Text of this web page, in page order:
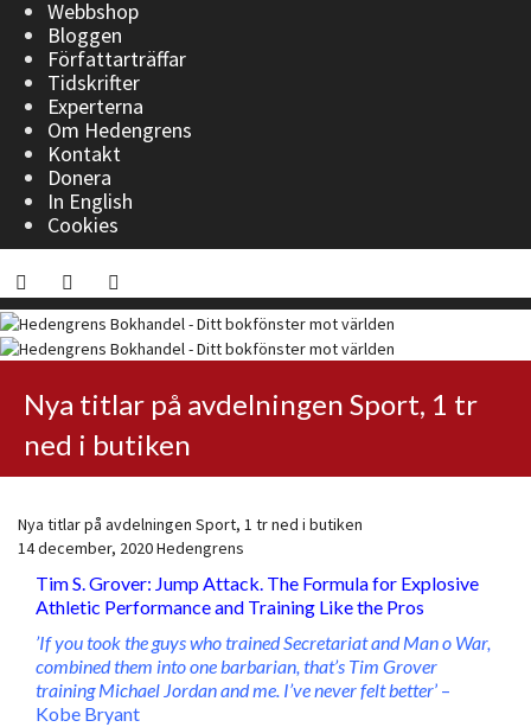
Webbshop
Bloggen
Författarträffar
Tidskrifter
Experterna
Om Hedengrens
Kontakt
Donera
In English
Cookies
Nya titlar på avdelningen Sport, 1 tr
ned i butiken
Nya titlar på avdelningen Sport, 1 tr ned i butiken
14 december, 2020Hedengrens
Tim S. Grover: Jump Attack. The Formula for Explosive
Athletic Performance and Training Like the Pros
’If you took the guys who trained Secretariat and Man o War,
combined them into one barbarian, that’s Tim Grover
training Michael Jordan and me. I’ve never felt better’ –
Kobe Bryant